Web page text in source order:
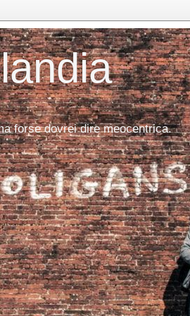
forse dovrei dire meocentrica.